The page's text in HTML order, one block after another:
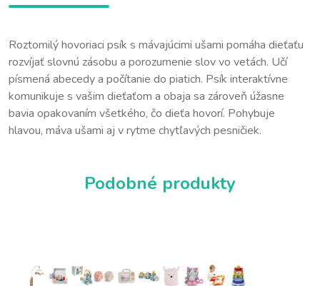
Roztomilý hovoriaci psík s mávajúcimi ušami pomáha dieťaťu
rozvíjať slovnú zásobu a porozumenie slov vo vetách. Učí
písmená abecedy a počítanie do piatich. Psík interaktívne
komunikuje s vašim dieťaťom a obaja sa zároveň úžasne
bavia opakovaním všetkého, čo dieťa hovorí. Pohybuje
hlavou, máva ušami aj v rytme chytľavých pesničiek.
Podobné produkty